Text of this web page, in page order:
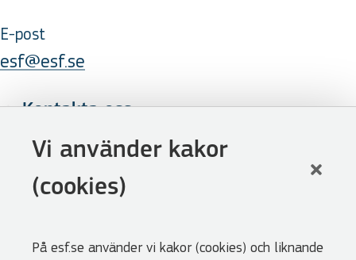
Vi använder kakor
(cookies)
På esf.se använder vi kakor (cookies) och liknande
E-post
esf@esf.se
Kontakta oss
Följ oss
LinkedIn